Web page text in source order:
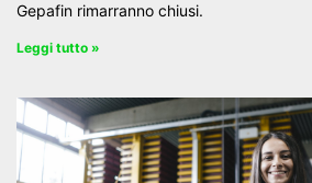
Gepafin rimarranno chiusi.
Leggi tutto »